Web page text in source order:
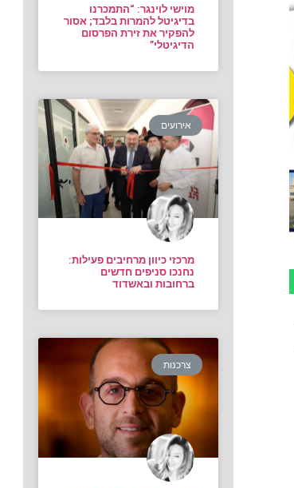
מוישי לוינגר: “התמכרנו
בדיגיטל להמרות בלבד; אסור
להפקיר את זירת הפרסום
הדיגיטלי”
אירועים
מרכזי כיוון מרחיבים פעילות:
נחנכו סניפים חדשים
ברחובות ובאשדוד
צרכנות